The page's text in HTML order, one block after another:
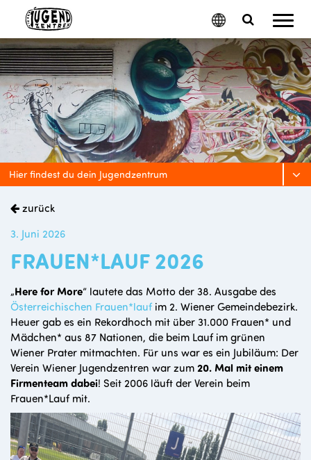
Menu
Toggle
Search
Google
Translate
Hier findest du dein Jugendzentrum
zurück
3. Juni 2026
FRAUEN*LAUF 2026
„Here for More” lautete das Motto der 38. Ausgabe des
Österreichischen Frauen*laufim 2. Wiener Gemeindebezirk.
Heuer gab es ein Rekordhoch mit über 31.000 Frauen* und
Mädchen* aus 87 Nationen, die beim Lauf im grünen
Wiener Prater mitmachten. Für uns war es ein Jubiläum: Der
Verein Wiener Jugendzentren war zum20. Mal mit einem
Firmenteam dabei! Seit 2006 läuft der Verein beim
Frauen*Lauf mit.